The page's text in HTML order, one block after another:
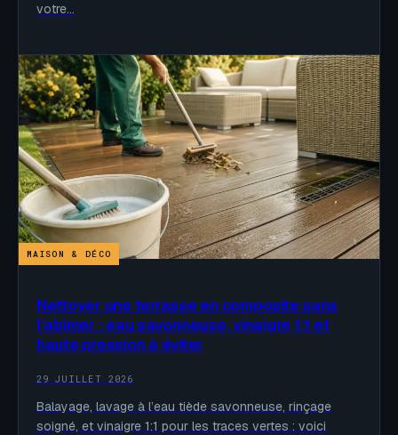
votre…
MAISON & DÉCO
Nettoyer une terrasse en composite sans
l’abîmer : eau savonneuse, vinaigre 1:1 et
haute pression à éviter
29 JUILLET 2026
Balayage, lavage à l’eau tiède savonneuse, rinçage
soigné, et vinaigre 1:1 pour les traces vertes : voici